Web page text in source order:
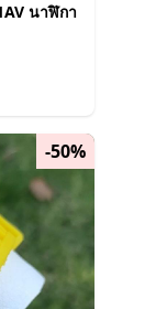
นาฬิกา
-50%